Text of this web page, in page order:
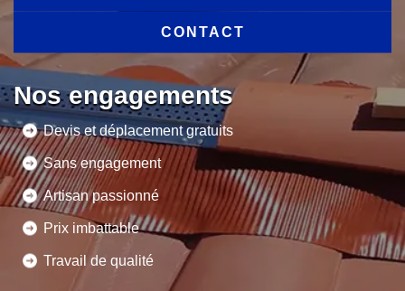
CONTACT
Nos engagements
Devis et déplacement gratuits
Sans engagement
Artisan passionné
Prix imbattable
Travail de qualité